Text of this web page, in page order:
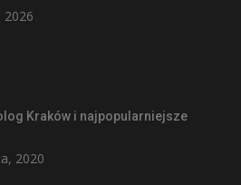
2026
Kraków i najpopularniejsze
2020